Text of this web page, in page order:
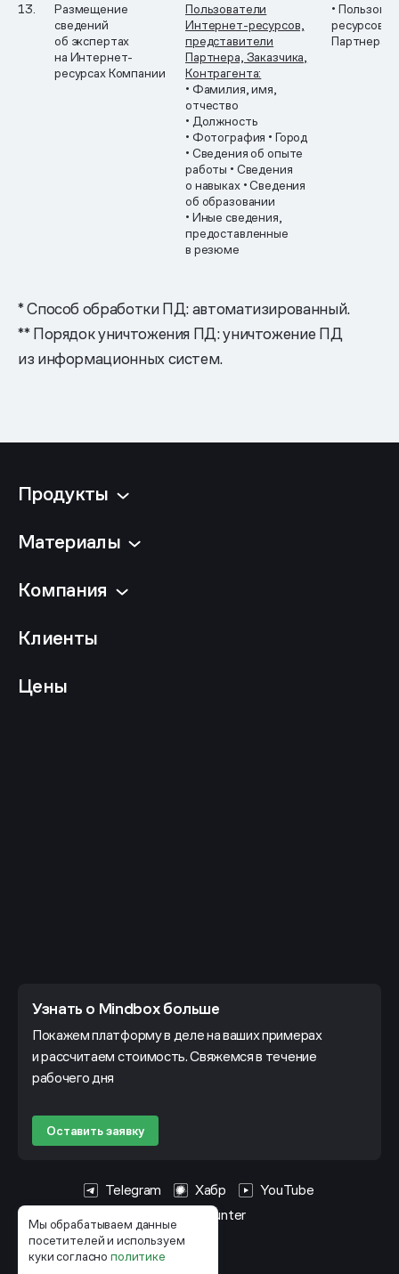
Мы обрабатываем данные
посетителей и используем
куки согласнополитике
13.
Размещение
сведений
об экспертах
на Интернет-
ресурсах Компании
Пользователи
Интернет-ресурсов,
представители
Партнера, Заказчика,
Контрагента:
• Фамилия, имя,
отчество
• Должность
• Фотография • Город
• Сведения об опыте
работы • Сведения
о навыках• Сведения
об образовании
• Иные сведения,
предоставленные
в резюме
•
ресурсов
Партнера,
* Способ обработки ПД: автоматизированный.
** Порядок уничтожения ПД: уничтожение ПД
из информационных систем.
Продукты
Материалы
Компания
Клиенты
Цены
Узнать о Mindbox больше
Покажем платформу в деле на ваших примерах
и рассчитаем стоимость. Свяжемся в течение
рабочего дня
Оставить заявку
Telegram Хабр
YouTube
HeadHunter